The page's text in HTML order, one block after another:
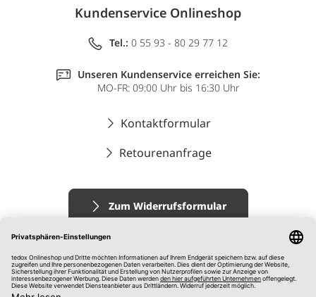
Kundenservice Onlineshop
Tel.: 0 55 93 - 80 29 77 12
Unseren Kundenservice erreichen Sie:
MO-FR: 09:00 Uhr bis 16:30 Uhr
Kontaktformular
Retourenanfrage
Zum Widerrufsformular
Impressum
AGB